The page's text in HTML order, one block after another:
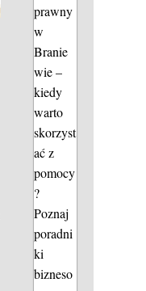
prawny
w
Branie
wie –
kiedy
warto
skorzyst
ać z
pomocy
?
Poznaj
poradni
ki
bizneso